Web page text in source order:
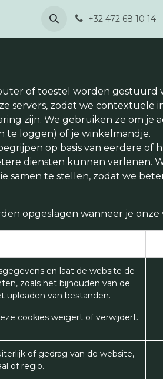
Contact+32 472 68 10 14
of toestel worden gestuurd
servers, zodat we contextuele
zijn. We gebruiken ze om je
te loggen) of je winkelmandje.
op basis van eerdere of
diensten kunnen verlenen.
samen te stellen, zodat we
opgeslagen wanneer je
en laat de website de
zoals het bijhouden van de
uploaden van bestanden.
cookies weigert of verwijdert.
of gedrag van de website,
of regio.